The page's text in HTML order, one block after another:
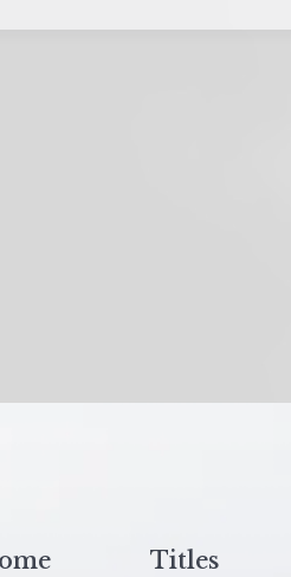
Titles